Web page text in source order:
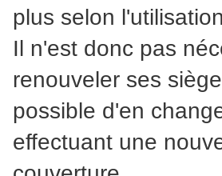
plus selon
Il n'est donc pas
renouveler ses
possible d'en
effectuant une